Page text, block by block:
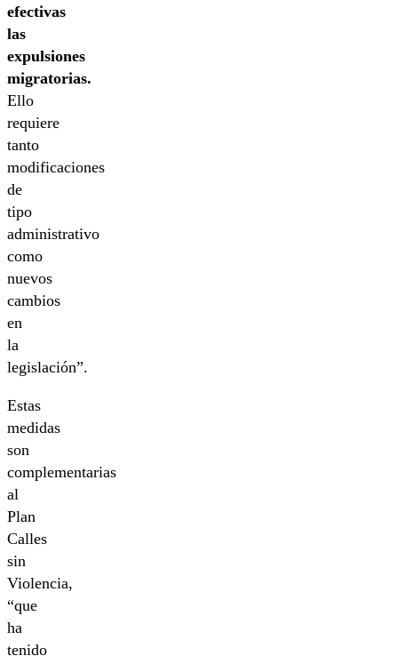
efectivas
las
expulsiones
migratorias.
Ello
requiere
tanto
modificaciones
de
tipo
administrativo
como
nuevos
cambios
en
la
legislación”.
Estas
medidas
son
complementarias
al
Plan
Calles
sin
Violencia,
“que
ha
tenido